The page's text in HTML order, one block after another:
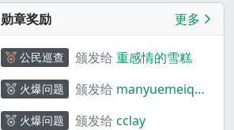
勋章奖励 更多
公民巡查 颁发给 重感情的雪糕
火爆问题 颁发给 manyuemeiquq
火爆问题 颁发给 cclay